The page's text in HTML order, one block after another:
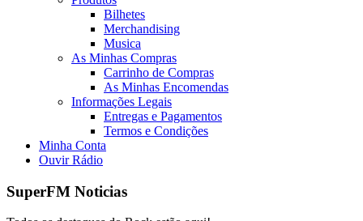
Bilhetes
Merchandising
Musica
As Minhas Compras
Carrinho de Compras
As Minhas Encomendas
Informações Legais
Entregas e Pagamentos
Termos e Condições
Minha Conta
Ouvir Rádio
SuperFM Noticias